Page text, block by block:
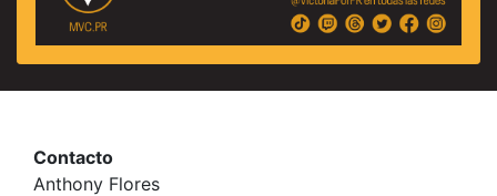
Contacto
Anthony Flores